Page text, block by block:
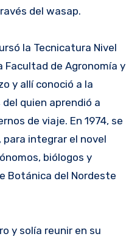
del wasap.
la Tecnicatura Nivel
Facultad de Agronomía y
y allí conoció a la
quien aprendió a
de viaje. En 1974, se
integrar el novel
biólogos y
Botánica del Nordeste
y solía reunir en su